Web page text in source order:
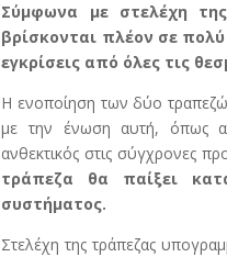
Σύμφωνα με στελέχη της
βρίσκονται πλέον σε
εγκρίσεις από όλες τις
Η ενοποίηση των δύο
με την ένωση αυτή, όπως
ανθεκτικός στις σύγχρονες
τράπεζα θα παίξει
συστήματος.
Στελέχη της τράπεζας